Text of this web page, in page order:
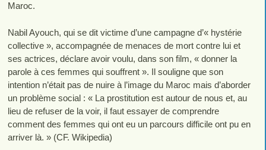
Maroc.
Nabil Ayouch, qui se dit victime d’une campagne d’« hystérie
collective », accompagnée de menaces de mort contre lui et
ses actrices, déclare avoir voulu, dans son film, « donner la
parole à ces femmes qui souffrent ». Il souligne que son
intention n’était pas de nuire à l’image du Maroc mais d’aborder
un problème social : « La prostitution est autour de nous et, au
lieu de refuser de la voir, il faut essayer de comprendre
comment des femmes qui ont eu un parcours difficile ont pu en
arriver là. » (CF. Wikipedia)